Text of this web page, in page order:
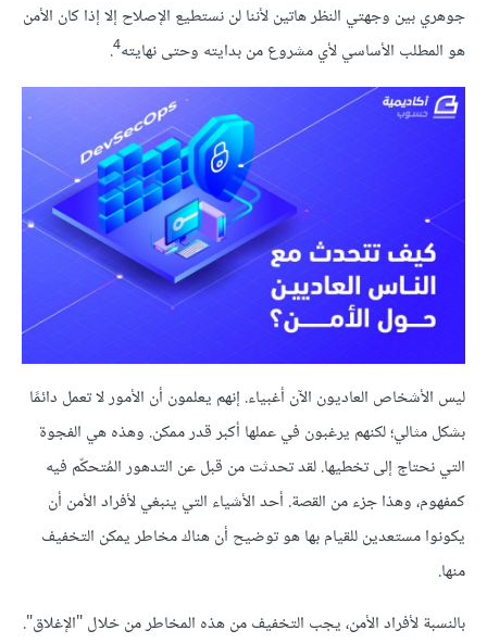
جوهري بين وجهتي النظر هاتين لأننا لن نستطيع الإصلاح إلا إذا كان الأمن
هو المطلب الأساسي لأي مشروع من بدايته وحتى نهايته4
.
ليس الأشخاص العاديون الآن أغبياء. إنهم يعلمون أن الأمور لا تعمل دائمًا
بشكل مثالي؛ لكنهم يرغبون في عملها أكبر قدر ممكن. وهذه هي الفجوة
التي نحتاج إلى تخطيها. لقد تحدثت من قبل عن التدهور المُتحكّم فيه
كمفهوم، وهذا جزء من القصة. أحد الأشياء التي ينبغي لأفراد الأمن أن
يكونوا مستعدين للقيام بها هو توضيح أن هناك مخاطر يمكن التخفيف
منها.
بالنسبة لأفراد الأمن، يجب التخفيف من هذه المخاطر من خلال "الإغلاق".